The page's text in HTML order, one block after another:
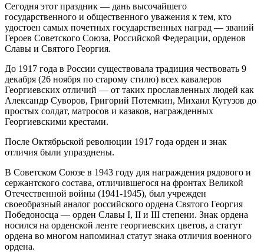
Сегодня этот праздник — дань высочайшего
государственного и общественного уважения к тем, кто
удостоен самых почетных государственных наград — званий
Героев Советского Союза, Российской Федерации, орденов
Славы и Святого Георгия.
До 1917 года в России существовала традиция чествовать 9
декабря (26 ноября по старому стилю) всех кавалеров
Георгиевских отличий — от таких прославленных людей как
Александр Суворов, Григорий Потемкин, Михаил Кутузов до
простых солдат, матросов и казаков, награжденных
Георгиевскими крестами.
После Октябрьской революции 1917 года орден и знак
отличия были упразднены.
В Советском Союзе в 1943 году для награждения рядового и
сержантского состава, отличившегося на фронтах Великой
Отечественной войны (1941-1945), был учрежден
своеобразный аналог российского ордена Святого Георгия
Победоносца — орден Славы I, II и III степени. Знак ордена
носился на орденской ленте георгиевских цветов, а статут
ордена во многом напоминал статут знака отличия военного
ордена.